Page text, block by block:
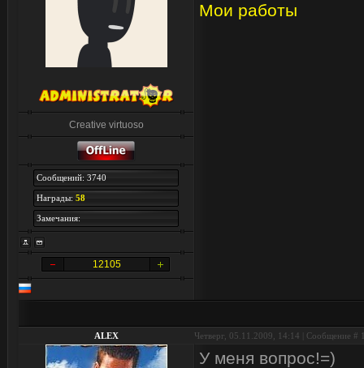
Creative virtuoso
Сообщений: 3740
Награды: 58
Замечания:
12105
Мои работы
ALEX Четверг, 05.11.2009, 14:14 | Сообщение #
У меня вопрос!=)